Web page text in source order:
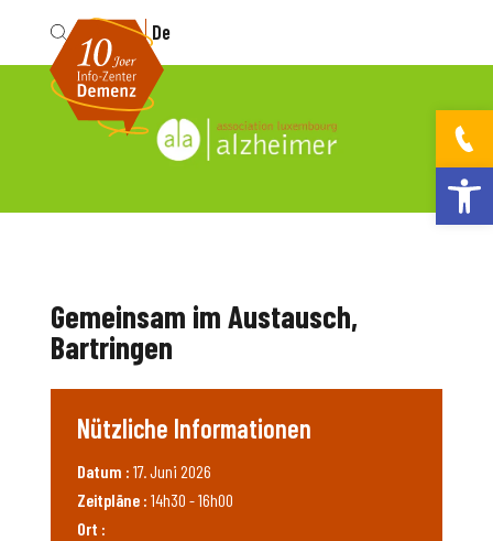
Fr De
Gemeinsam im Austausch,
Bartringen
Nützliche Informationen
Datum : 17. Juni 2026
Zeitpläne : 14h30 - 16h00
Ort :